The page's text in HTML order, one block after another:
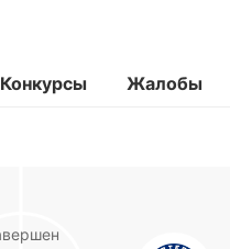
Конкурсы Жалобы